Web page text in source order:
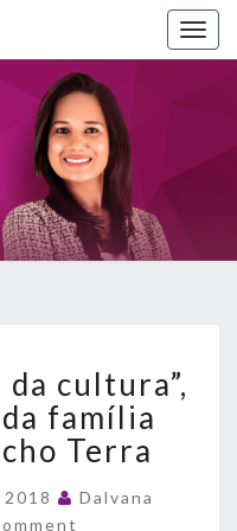
De
Leitura
da cultura”,
família
Terra
Dalvana